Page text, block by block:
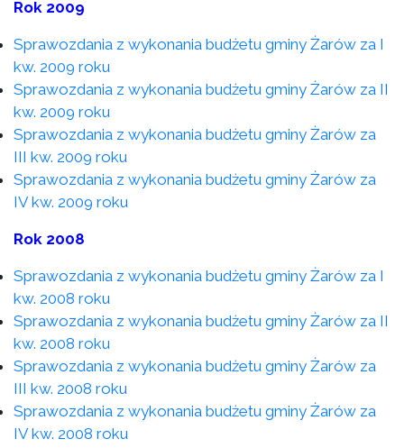
Rok 2009
Sprawozdania z wykonania budżetu gminy Żarów za I
kw. 2009 roku
Sprawozdania z wykonania budżetu gminy Żarów za II
kw. 2009 roku
Sprawozdania z wykonania budżetu gminy Żarów za
III kw. 2009 roku
Sprawozdania z wykonania budżetu gminy Żarów za
IV kw. 2009 roku
Rok 2008
Sprawozdania z wykonania budżetu gminy Żarów za I
kw. 2008 roku
Sprawozdania z wykonania budżetu gminy Żarów za II
kw. 2008 roku
Sprawozdania z wykonania budżetu gminy Żarów za
III kw. 2008 roku
Sprawozdania z wykonania budżetu gminy Żarów za
IV kw. 2008 roku